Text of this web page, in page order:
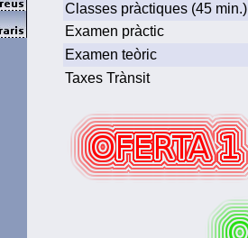
Classes pràctiques (45 min.)
Examen pràctic
Examen teòric
Taxes Trànsit